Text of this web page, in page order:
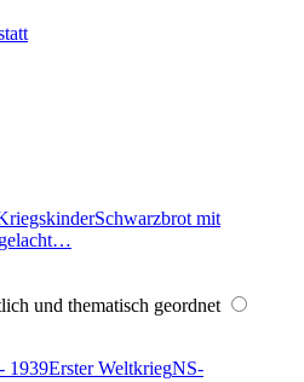
Schwarzbrot mit
und thematisch geordnet
1939Erster WeltkriegNS-